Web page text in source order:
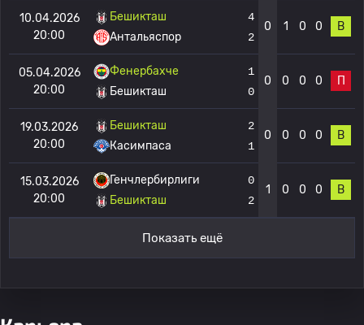
10.04.2026
20:00
Бешикташ
Антальяспор
4
2
0 1 0 0 В
05.04.2026
20:00
Фенербахче
Бешикташ
1
0
0 0 0 0 П
19.03.2026
20:00
Бешикташ
Касимпаса
2
1
0 0 0 0 В
15.03.2026
20:00
Генчлербирлиги
Бешикташ
0
2
1 0 0 0 В
Показать ещё